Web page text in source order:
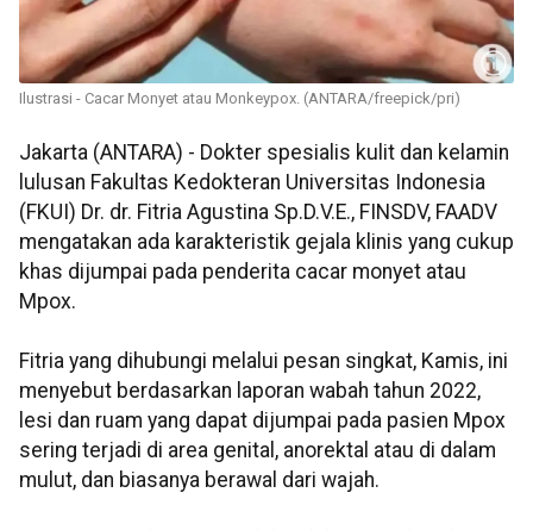
Ilustrasi - Cacar Monyet atau Monkeypox. (ANTARA/freepick/pri)
Jakarta (ANTARA) - Dokter spesialis kulit dan kelamin
lulusan Fakultas Kedokteran Universitas Indonesia
(FKUI) Dr. dr. Fitria Agustina Sp.D.V.E., FINSDV, FAADV
mengatakan ada karakteristik gejala klinis yang cukup
khas dijumpai pada penderita cacar monyet atau
Mpox.
Fitria yang dihubungi melalui pesan singkat, Kamis, ini
menyebut berdasarkan laporan wabah tahun 2022,
lesi dan ruam yang dapat dijumpai pada pasien Mpox
sering terjadi di area genital, anorektal atau di dalam
mulut, dan biasanya berawal dari wajah.